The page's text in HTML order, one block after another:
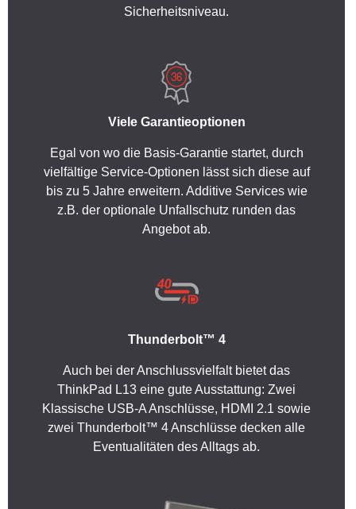
Sicherheitsniveau.
Viele Garantieoptionen
Egal von wo die Basis-Garantie startet, durch
vielfältige Service-Optionen lässt sich diese auf
bis zu 5 Jahre erweitern. Additive Services wie
z.B. der optionale Unfallschutz runden das
Angebot ab.
Thunderbolt™ 4
Auch bei der Anschlussvielfalt bietet das
ThinkPad L13 eine gute Ausstattung: Zwei
Klassische USB-A Anschlüsse, HDMI 2.1 sowie
zwei Thunderbolt™ 4 Anschlüsse decken alle
Eventualitäten des Alltags ab.